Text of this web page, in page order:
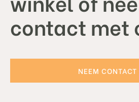
contact met
NEEM CONTACT